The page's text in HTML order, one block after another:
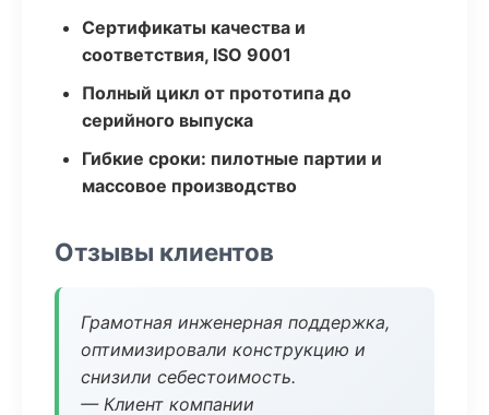
Сертификаты качества и
соответствия, ISO 9001
Полный цикл от прототипа до
серийного выпуска
Гибкие сроки: пилотные партии и
массовое производство
Отзывы клиентов
Грамотная инженерная поддержка,
оптимизировали конструкцию и
снизили себестоимость.
— Клиент компании